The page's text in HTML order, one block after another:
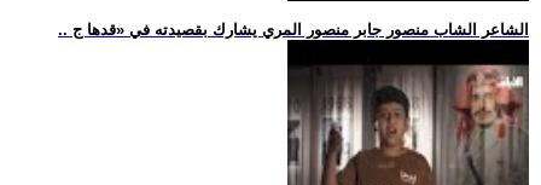
.. الشاعر الشاب منصور جابر منصور المري يشارك بقصيدته في «قدها ج